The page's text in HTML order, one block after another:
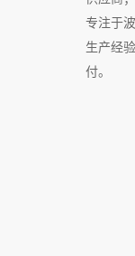
专注于
生产经
付。